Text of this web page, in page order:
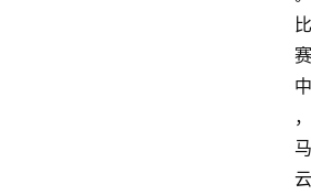
比
赛
中
，
马
云